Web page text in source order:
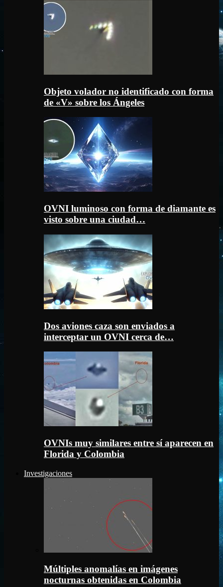
Objeto volador no identificado con forma
de «V» sobre los Ángeles
OVNI luminoso con forma de diamante es
visto sobre una ciudad…
Dos aviones caza son enviados a
interceptar un OVNI cerca de…
OVNIs muy similares entre sí aparecen en
Florida y Colombia
Investigaciones
Múltiples anomalías en imágenes
nocturnas obtenidas en Colombia